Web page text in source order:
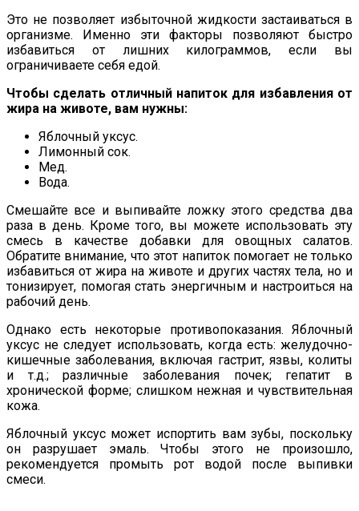
Это не позволяет избыточной жидкости застаиваться в
организме. Именно эти факторы позволяют быстро
избавиться от лишних килограммов, если вы
ограничиваете себя едой.
Чтобы сделать отличный напиток для избавления от
жира на животе, вам нужны:
Яблочный уксус.
Лимонный сок.
Мед.
Вода.
Смешайте все и выпивайте ложку этого средства два
раза в день. Кроме того, вы можете использовать эту
смесь в качестве добавки для овощных салатов.
Обратите внимание, что этот напиток помогает не только
избавиться от жира на животе и других частях тела, но и
тонизирует, помогая стать энергичным и настроиться на
рабочий день.
Однако есть некоторые противопоказания. Яблочный
уксус не следует использовать, когда есть: желудочно-
кишечные заболевания, включая гастрит, язвы, колиты
и т.д.; различные заболевания почек; гепатит в
хронической форме; слишком нежная и чувствительная
кожа.
Яблочный уксус может испортить вам зубы, поскольку
он разрушает эмаль. Чтобы этого не произошло,
рекомендуется промыть рот водой после выпивки
смеси.